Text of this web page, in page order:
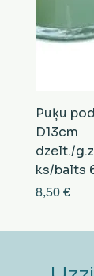
Puķu
D13cm
dzelt./
ks/balts
Cena
8,50 €